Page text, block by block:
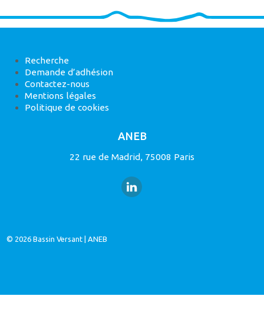
Recherche
Demande d’adhésion
Contactez-nous
Mentions légales
Politique de cookies
ANEB
22 rue de Madrid, 75008 Paris
© 2026Bassin Versant |ANEB